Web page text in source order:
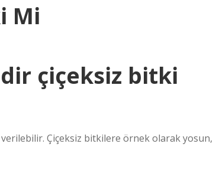
Mi
çiçeksiz bitki
Çiçeksiz bitkilere örnek olarak yosun,